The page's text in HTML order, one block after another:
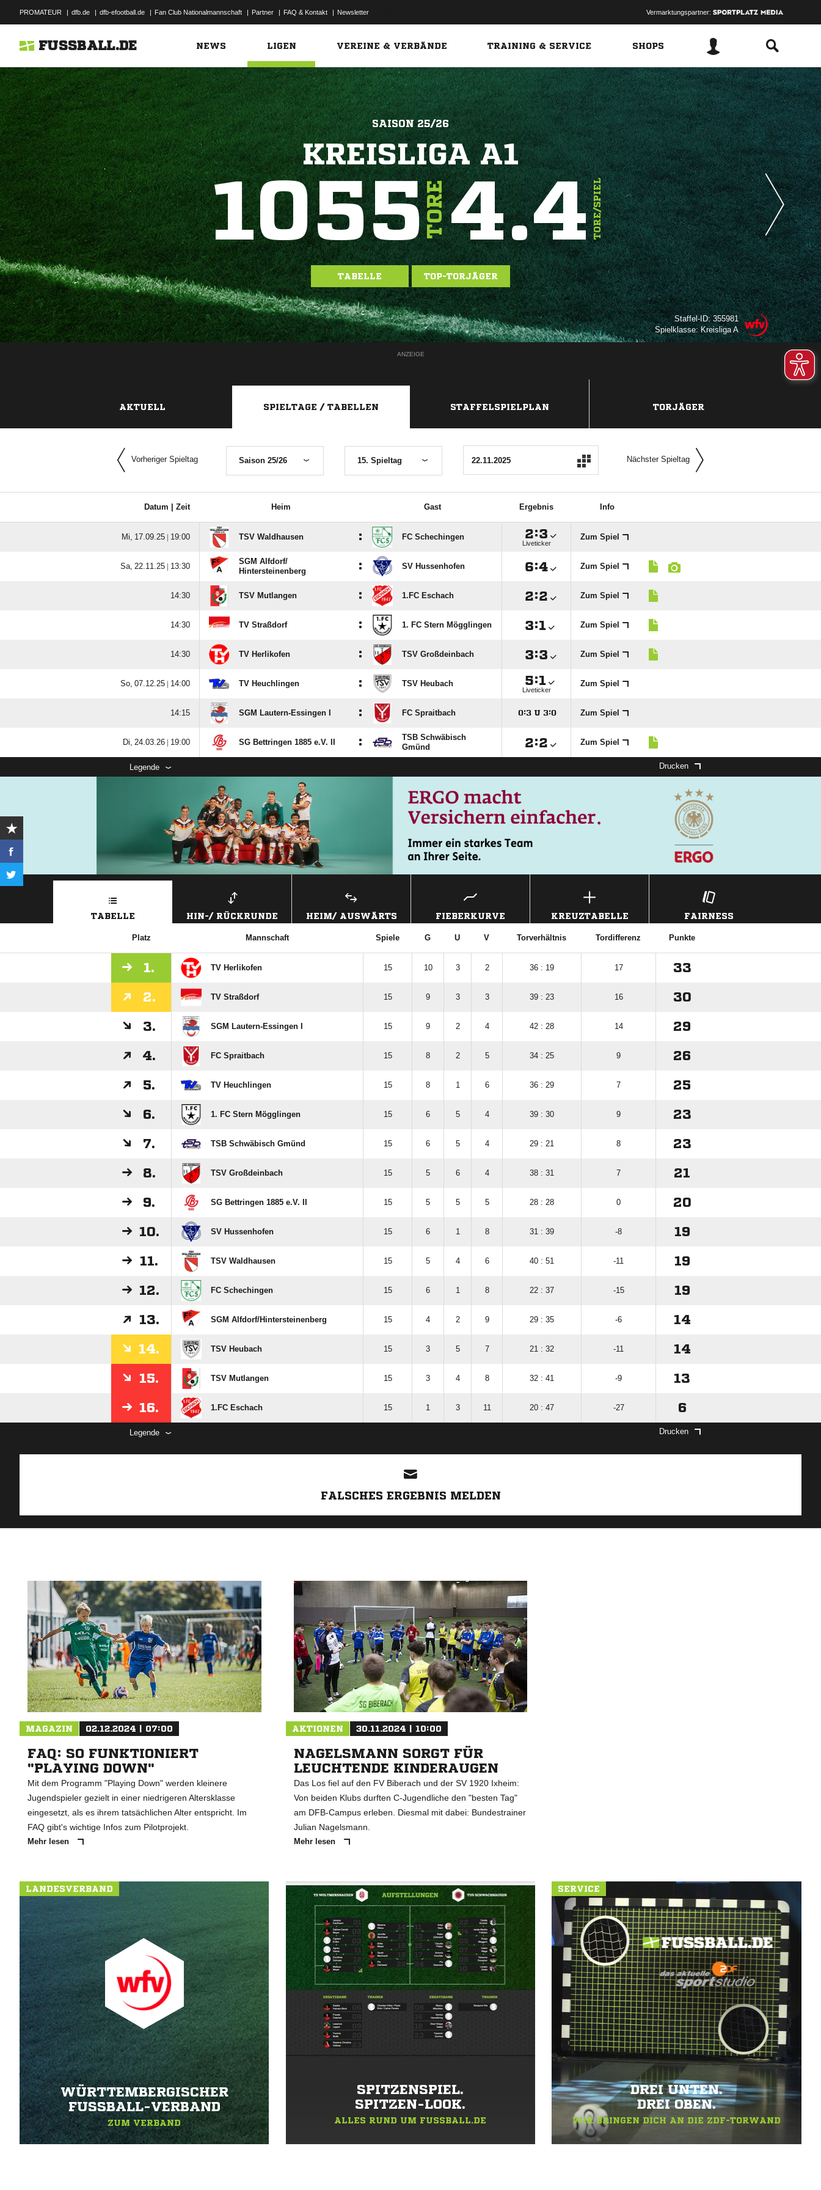
PROMATEUR | dfb.de | dfb-efootball.de | Fan Club Nationalmannschaft | Partner | FAQ & Kontakt | Newsletter Vermarktungspartner:
FUSSBALL.DE NEWS LIGEN VEREINE & VERBÄNDE TRAINING & SERVICE SHOPS
SAISON 25/26
KREISLIGA A1
1055TORE4.4TORE/SPIEL
TABELLE TOP-TORJÄGER
Staffel-ID: 355981
Spielklasse: Kreisliga A
ANZEIGE
AKTUELL SPIELTAGE / TABELLEN STAFFELSPIELPLAN TORJÄGER
Vorheriger Spieltag Saison 25/26 15. Spieltag Nächster Spieltag
Datum | Zeit Heim Gast Ergebnis Info
  |  TSV Waldhausen : FC Schechingen :
Liveticker
Zum Spiel
  | 
SGM Alfdorf/​
Hintersteinenberg
: SV Hussenhofen : Zum Spiel
 TSV Mutlangen : 1.FC Eschach : Zum Spiel
 TV Straßdorf : 1. FC Stern Mögglingen : Zum Spiel
 TV Herlikofen : TSV Großdeinbach : Zum Spiel
  |  TV Heuchlingen : TSV Heubach :
Liveticker
Zum Spiel
 SGM Lautern-Essingen I : FC Spraitbach : U: Zum Spiel
  |  SG Bettringen 1885 e.V. II :
TSB Schwäbisch
Gmünd
: Zum Spiel
Legende Drucken
TABELLE HIN-/ RÜCKRUNDE HEIM/ AUSWÄRTS FIEBERKURVE KREUZTABELLE FAIRNESS
Platz Mannschaft Spiele G U V Torverhältnis Tordifferenz Punkte
1. TV Herlikofen 15 10 3 2 36 : 19 17 33
2. TV Straßdorf 15 9 3 3 39 : 23 16 30
3. SGM Lautern-Essingen I 15 9 2 4 42 : 28 14 29
4. FC Spraitbach 15 8 2 5 34 : 25 9 26
5. TV Heuchlingen 15 8 1 6 36 : 29 7 25
6. 1. FC Stern Mögglingen 15 6 5 4 39 : 30 9 23
7. TSB Schwäbisch Gmünd 15 6 5 4 29 : 21 8 23
8. TSV Großdeinbach 15 5 6 4 38 : 31 7 21
9. SG Bettringen 1885 e.V. II 15 5 5 5 28 : 28 0 20
10. SV Hussenhofen 15 6 1 8 31 : 39 -8 19
11. TSV Waldhausen 15 5 4 6 40 : 51 -11 19
12. FC Schechingen 15 6 1 8 22 : 37 -15 19
13. SGM Alfdorf/​Hintersteinenberg 15 4 2 9 29 : 35 -6 14
14. TSV Heubach 15 3 5 7 21 : 32 -11 14
15. TSV Mutlangen 15 3 4 8 32 : 41 -9 13
16. 1.FC Eschach 15 1 3 11 20 : 47 -27 6
Legende Drucken
FALSCHES ERGEBNIS MELDEN
MAGAZIN 02.12.2024 | 07:00
FAQ: SO FUNKTIONIERT
"PLAYING DOWN"
Mit dem Programm "Playing Down" werden kleinere
Jugendspieler gezielt in einer niedrigeren Altersklasse
eingesetzt, als es ihrem tatsächlichen Alter entspricht. Im
FAQ gibt's wichtige Infos zum Pilotprojekt.
Mehr lesen
AKTIONEN 30.11.2024 | 10:00
NAGELSMANN SORGT FÜR
LEUCHTENDE KINDERAUGEN
Das Los fiel auf den FV Biberach und der SV 1920 Ixheim:
Von beiden Klubs durften C-Jugendliche den "besten Tag"
am DFB-Campus erleben. Diesmal mit dabei: Bundestrainer
Julian Nagelsmann.
Mehr lesen
LANDESVERBAND
WÜRTTEMBERGISCHER
FUSSBALL-VERBAND
ZUM VERBAND
SPITZENSPIEL.
SPITZEN-LOOK.
ALLES RUND UM FUSSBALL.DE
SERVICE
DREI UNTEN.
DREI OBEN.
WIR BRINGEN DICH AN DIE ZDF-TORWAND